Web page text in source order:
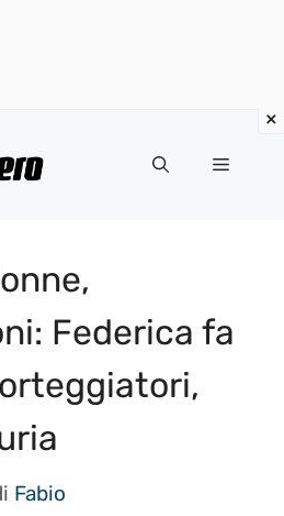
Menu
Federica fa
Fabio